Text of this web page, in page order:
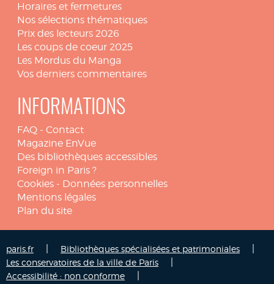
Horaires et fermetures
Nos sélections thématiques
Prix des lecteurs 2026
Les coups de coeur 2025
Les Mordus du Manga
Vos derniers commentaires
INFORMATIONS
FAQ - Contact
Magazine EnVue
Des bibliothèques accessibles
Foreign in Paris ?
Cookies - Données personnelles
Mentions légales
Plan du site
paris.fr Bibliothèques spécialisées et patrimoniales
Les conservatoires de la ville de Paris
Accessibilité : non conforme